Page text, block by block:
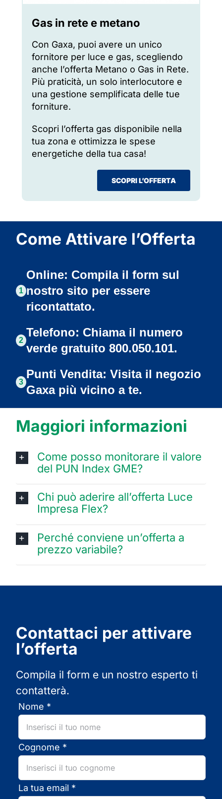
Gas in rete e metano
Con Gaxa, puoi avere un unico
fornitore per luce e gas, scegliendo
anche l’offerta Metano o Gas in Rete.
Più praticità, un solo interlocutore e
una gestione semplificata delle tue
forniture.
Scopri l’offerta gas disponibile nella
tua zona e ottimizza le spese
energetiche della tua casa!
SCOPRI L’OFFERTA
Come Attivare l’Offerta
1
Online: Compila il form sul
nostro sito per essere
ricontattato.
2
Telefono: Chiama il numero
verde gratuito 800.050.101.
3
Punti Vendita: Visita il negozio
Gaxa più vicino a te.
Maggiori informazioni
Come posso monitorare il valore
del PUN Index GME?
Chi può aderire all’offerta Luce
Impresa Flex?
Perché conviene un’offerta a
prezzo variabile?
Contattaci per attivare
l’offerta
Compila il form e un nostro esperto ti
contatterà.
Nome *
Cognome *
La tua email *